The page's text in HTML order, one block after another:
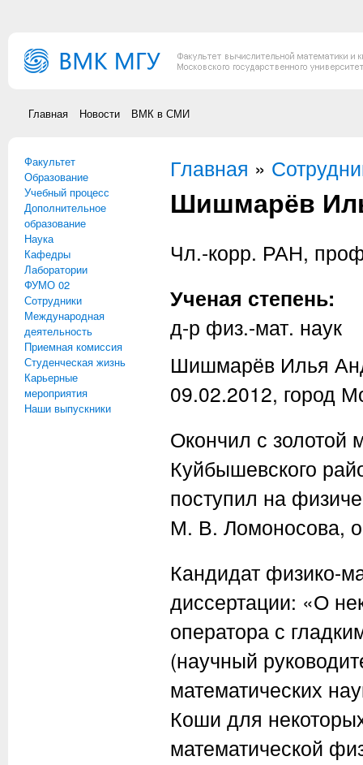
Главная Новости ВМК в СМИ
Факультет
Образование
Учебный процесс
Дополнительное
образование
Наука
Кафедры
Лаборатории
ФУМО 02
Сотрудники
Международная
деятельность
Приемная комиссия
Студенческая жизнь
Карьерные
мероприятия
Наши выпускники
Вы здесь
Главная »
Шишмарёв
Чл.-корр. РАН,
Ученая степень:
д-р физ.-мат. наук
Шишмарёв Илья
09.02.2012, город
Окончил с
Куйбышевского
поступил на
М. В. Ломоносова,
Кандидат физико-
диссертации: «О
оператора с
(научный
математических
Коши для
математической